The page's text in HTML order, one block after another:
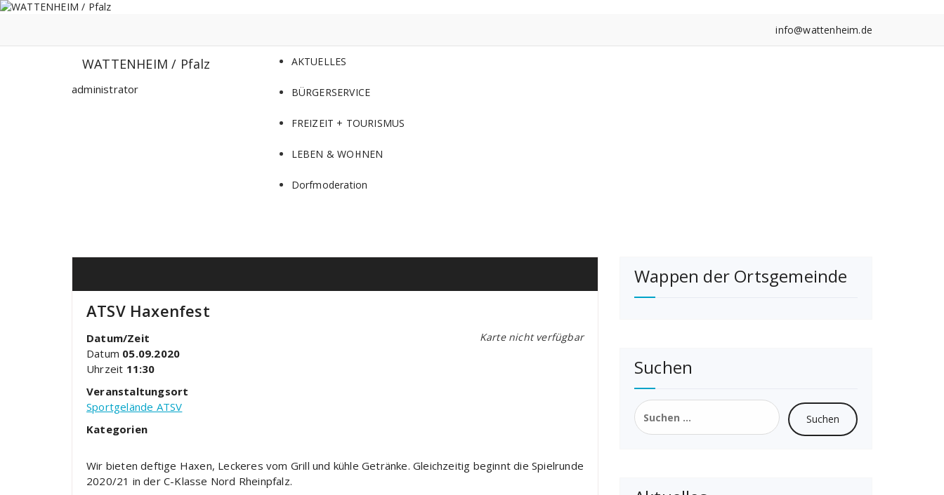
Zum
info@wattenheim.de
WATTENHEIM / Pfalz
administrator
AKTUELLES
BÜRGERSERVICE
FREIZEIT + TOURISMUS
LEBEN & WOHNEN
Dorfmoderation
ATSV Haxenfest
Karte nicht verfügbar
Datum/Zeit
Datum 05.09.2020
Uhrzeit 11:30
Veranstaltungsort
Sportgelände ATSV
Kategorien
Wir bieten deftige Haxen, Leckeres vom Grill und kühle Getränke. Gleichzeitig beginnt die Spielrunde
2020/21 in der C-Klasse Nord Rheinpfalz.
Wappen der Ortsgemeinde
Suchen
Suchen
nach: